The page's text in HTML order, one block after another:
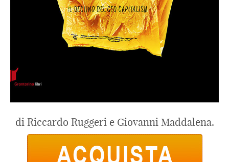
di Riccardo Ruggeri e Giovanni Maddalena.